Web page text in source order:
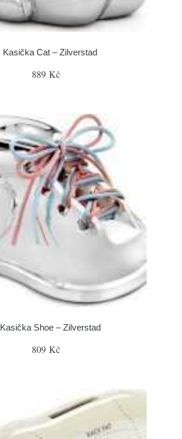
Kasička Cat – Zilverstad
889 Kč
Kasička Shoe – Zilverstad
809 Kč